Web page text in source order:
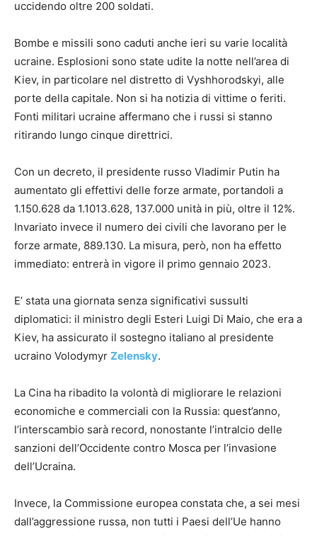
uccidendo oltre 200 soldati.
Bombe e missili sono caduti anche ieri su varie località
ucraine. Esplosioni sono state udite la notte nell’area di
Kiev, in particolare nel distretto di Vyshhorodskyi, alle
porte della capitale. Non si ha notizia di vittime o feriti.
Fonti militari ucraine affermano che i russi si stanno
ritirando lungo cinque direttrici.
Con un decreto, il presidente russo Vladimir Putin ha
aumentato gli effettivi delle forze armate, portandoli a
1.150.628 da 1.1013.628, 137.000 unità in più, oltre il 12%.
Invariato invece il numero dei civili che lavorano per le
forze armate, 889.130. La misura, però, non ha effetto
immediato: entrerà in vigore il primo gennaio 2023.
E’ stata una giornata senza significativi sussulti
diplomatici: il ministro degli Esteri Luigi Di Maio, che era a
Kiev, ha assicurato il sostegno italiano al presidente
ucraino Volodymyr Zelensky.
La Cina ha ribadito la volontà di migliorare le relazioni
economiche e commerciali con la Russia: quest’anno,
l’interscambio sarà record, nonostante l’intralcio delle
sanzioni dell’Occidente contro Mosca per l’invasione
dell’Ucraina.
Invece, la Commissione europea constata che, a sei mesi
dall’aggressione russa, non tutti i Paesi dell’Ue hanno